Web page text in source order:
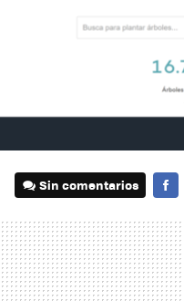
Sin comentarios